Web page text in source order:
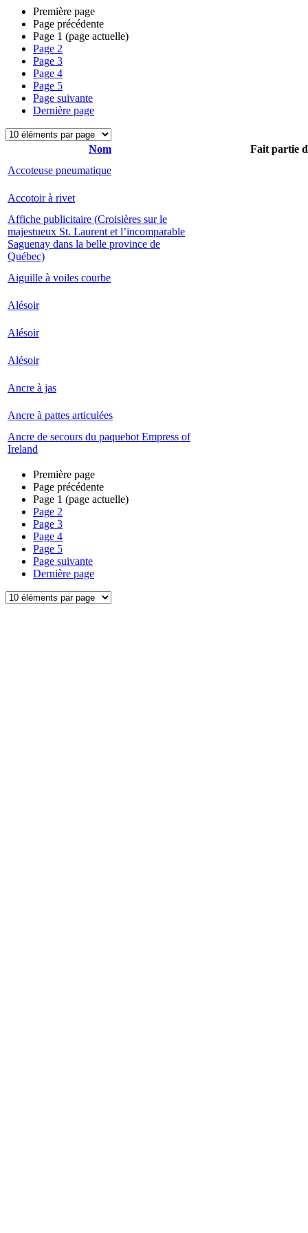
Première page
Page précédente
Page 1 (page actuelle)
Page 2
Page 3
Page 4
Page 5
Page suivante
Dernière page
Nom
Fait partie
Accoteuse pneumatique
Accotoir à rivet
Affiche publicitaire (Croisières sur le
majestueux St. Laurent et l’incomparable
Saguenay dans la belle province de
Québec)
Aiguille à voiles courbe
Alésoir
Alésoir
Alésoir
Ancre à jas
Ancre à pattes articulées
Ancre de secours du paquebot Empress of
Ireland
Première page
Page précédente
Page 1 (page actuelle)
Page 2
Page 3
Page 4
Page 5
Page suivante
Dernière page